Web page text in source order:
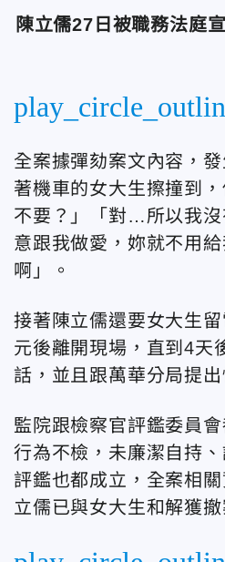
陳立儒27日被職務法庭
全案據彈劾案文內容，
著機車的女大生擦撞到
不要？」「對…所以我
意跟我做愛，妳就不用
啊」。
接著陳立儒還要女大生
元後離開現場，直到4天
話，並且跟萬華分局提
監院跟檢察官評鑑委員
行為不檢，未廉潔自持
評鑑也都成立，全案相
立儒已與女大生和解獲撤